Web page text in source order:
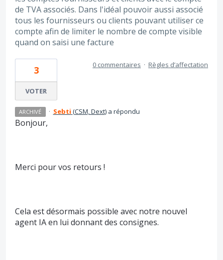
de TVA associés. Dans l'idéal pouvoir aussi associé
tous les fournisseurs ou clients pouvant utiliser ce
compte afin de limiter le nombre de compte visible
quand on saisi une facture
3
VOTER
0 commentaires · Règles d’affectation
ARCHIVÉ · Sebti (CSM, Dext)a répondu
Bonjour,
Merci pour vos retours !
Cela est désormais possible avec notre nouvel
agent IA en lui donnant des consignes.